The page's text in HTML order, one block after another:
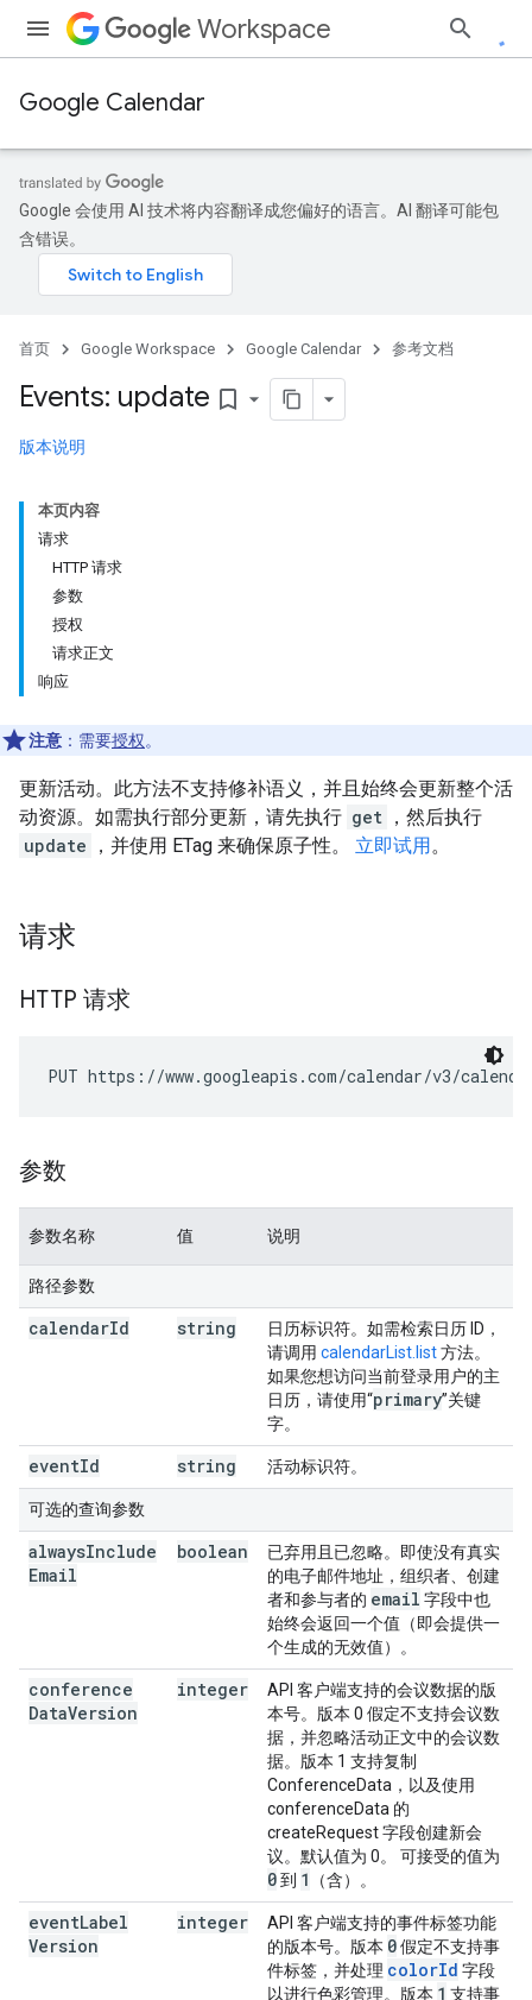
Workspace
Google Calendar
Google 会使用 AI 技术将内容翻译成您偏好的语言。AI 翻译可能包
含错误。
首页 Google Workspace Google Calendar 参考文档
Events: update bookmark_border
版本说明
本页内容
请求
HTTP 请求
参数
授权
请求正文
响应
注意 ：需要授权。
更新活动。此方法不支持修补语义，并且始终会更新整个活
动资源。如需执行部分更新，请先执行 get ，然后执行
update
，并使用 ETag 来确保原子性。 立即试用。
请求
HTTP 请求
PUT https://www.googleapis.com/calendar/v3/
参数
参数名称 值 说明
路径参数
calendarId string
日历标识符。如需检索日历 ID，
请调用 calendarList.list方法。
如果您想访问当前登录用户的主
日历，请使用“primary”关键
字。
eventId string 活动标识符。
可选的查询参数
alwaysInclude
Email
boolean
已弃用且已忽略。即使没有真实
的电子邮件地址，组织者、创建
者和参与者的 email 字段中也
始终会返回一个值（即会提供一
个生成的无效值）。
conference
DataVersion
integer
API 客户端支持的会议数据的版
本号。版本 0 假定不支持会议数
据，并忽略活动正文中的会议数
据。版本 1 支持复制
ConferenceData，以及使用
conferenceData 的
createRequest 字段创建新会
议。默认值为 0。 可接受的值为
0到 1 （含）。
eventLabel
Version
integer
API 客户端支持的事件标签功能
的版本号。版本 0假定不支持事
件标签，并处理 colorId 字段
以进行色彩管理。版本 1 支持事